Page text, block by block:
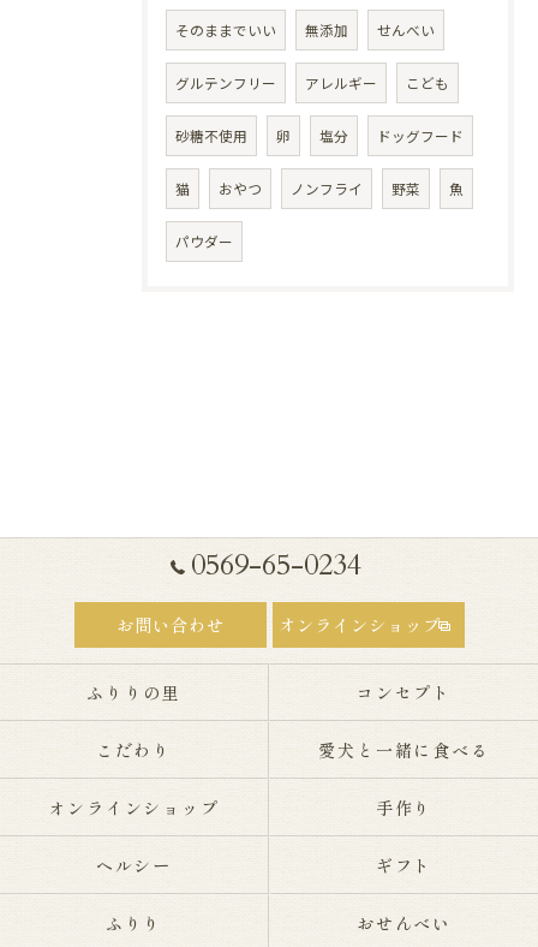
そのままでいい 無添加 せんべい
グルテンフリー アレルギー こども
砂糖不使用 卵 塩分 ドッグフード
猫 おやつ ノンフライ 野菜 魚
パウダー
0569-65-0234
お問い合わせ オンラインショップ
ふりりの里 コンセプト
こだわり 愛犬と一緒に食べる
オンラインショップ 手作り
ヘルシー ギフト
ふりり おせんべい